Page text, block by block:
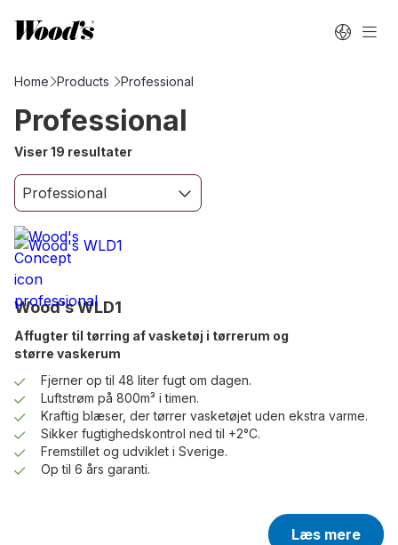
Home Products Professional
Professional
Viser 19 resultater
Wood’s WLD1
Affugter til tørring af vasketøj i tørrerum og
større vaskerum
Fjerner op til 48 liter fugt om dagen.
Luftstrøm på 800m³ i timen.
Kraftig blæser, der tørrer vasketøjet uden ekstra varme.
Sikker fugtighedskontrol ned til +2°C.
Fremstillet og udviklet i Sverige.
Op til 6 års garanti.
Læs mere